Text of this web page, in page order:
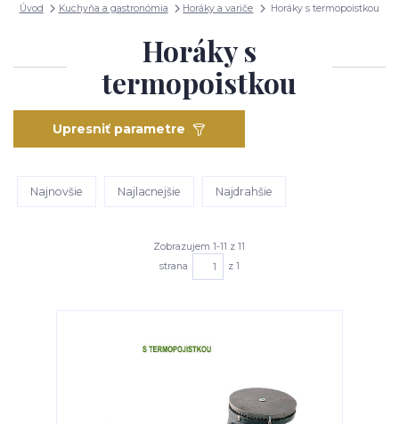
Úvod Kuchyňa a gastronómia Horáky a variče Horáky s termopoistkou
Horáky s
termopoistkou
Upresniť parametre
Najnovšie Najlacnejšie Najdrahšie
Zobrazujem 1-11 z 11
strana
z 1